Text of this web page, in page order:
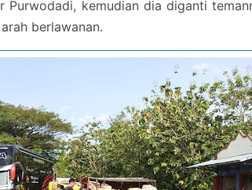
Purwodadi, kemudian dia diganti
berlawanan.